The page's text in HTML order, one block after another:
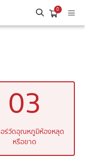
0
03
อร์วัดอุณหภูมิห้องหลุด
หรือขาด